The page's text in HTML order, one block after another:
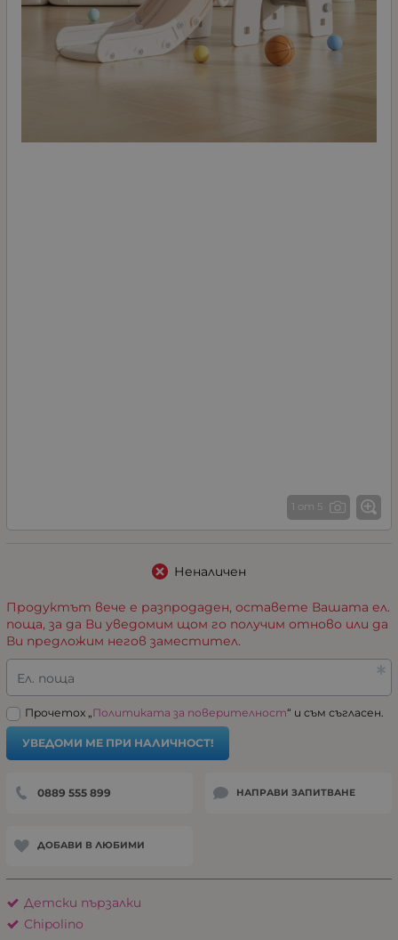
1 от 5
Неналичен
Продуктът вече е разпродаден, оставете Вашата ел.
поща, за да Ви уведомим щом го получим отново или да
Ви предложим негов заместител.
Ел. поща
Прочетох „Политиката за поверителност“ и съм съгласен.
УВЕДОМИ МЕ ПРИ НАЛИЧНОСТ!
0889 555 899 НАПРАВИ ЗАПИТВАНЕ
ДОБАВИ В ЛЮБИМИ
Детски пързалки
Chipolino